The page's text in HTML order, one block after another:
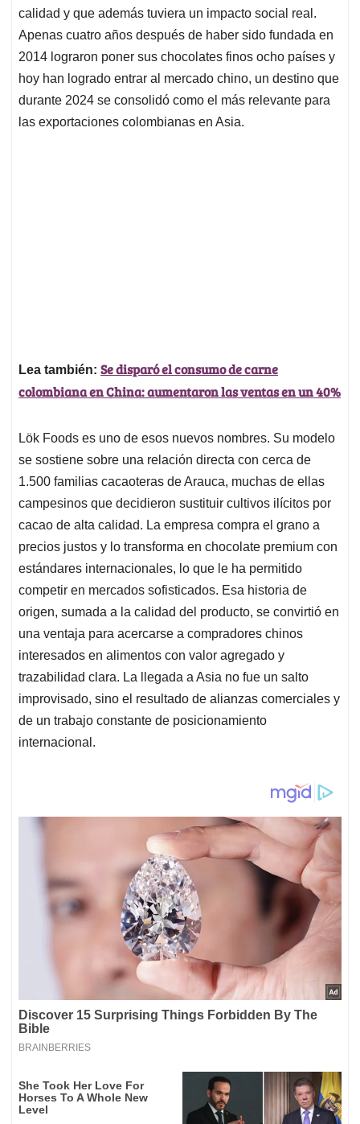
calidad y que además tuviera un impacto social real.
Apenas cuatro años después de haber sido fundada en
2014 lograron poner sus chocolates finos ocho países y
hoy han logrado entrar al mercado chino, un destino que
durante 2024 se consolidó como el más relevante para
las exportaciones colombianas en Asia.
Lea también: Se disparó el consumo de carne
colombiana en China: aumentaron las ventas en un 40%
Lök Foods es uno de esos nuevos nombres. Su modelo
se sostiene sobre una relación directa con cerca de
1.500 familias cacaoteras de Arauca, muchas de ellas
campesinos que decidieron sustituir cultivos ilícitos por
cacao de alta calidad. La empresa compra el grano a
precios justos y lo transforma en chocolate premium con
estándares internacionales, lo que le ha permitido
competir en mercados sofisticados. Esa historia de
origen, sumada a la calidad del producto, se convirtió en
una ventaja para acercarse a compradores chinos
interesados en alimentos con valor agregado y
trazabilidad clara. La llegada a Asia no fue un salto
improvisado, sino el resultado de alianzas comerciales y
de un trabajo constante de posicionamiento
internacional.